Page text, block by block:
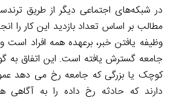
در شبکه‌های اجتماعی دیگر از طریق
مطالب بر اساس تعداد بازدید این کار را
وظیفه یافتن خبر، برعهده همه افراد
جامعه گسترش یافته است. این اتفاق به
کوچک یا بزرگی که جامعه رخ می دهد
دارند که حادثه رخ داده را به آگاهی